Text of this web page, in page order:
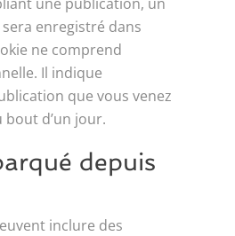
enregistré dans
ne comprend
Il indique
que vous venez
d’un jour.
depuis
inclure des